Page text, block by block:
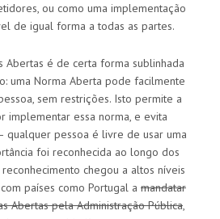
ou como uma implementação
de igual forma a todas as partes.
Abertas é de certa forma sublinhada
uma Norma Aberta pode facilmente
sem restrições. Isto permite a
implementar essa norma, e evita
qualquer pessoa é livre de usar uma
foi reconhecida ao longo dos
chegou a altos níveis
países como Portugal a mandatar
Abertas pela Administração Pública,